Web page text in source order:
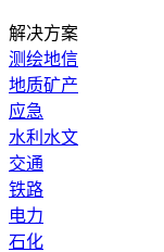
解决方案
测绘地信
地质矿产
应急
水利水文
交通
铁路
电力
石化